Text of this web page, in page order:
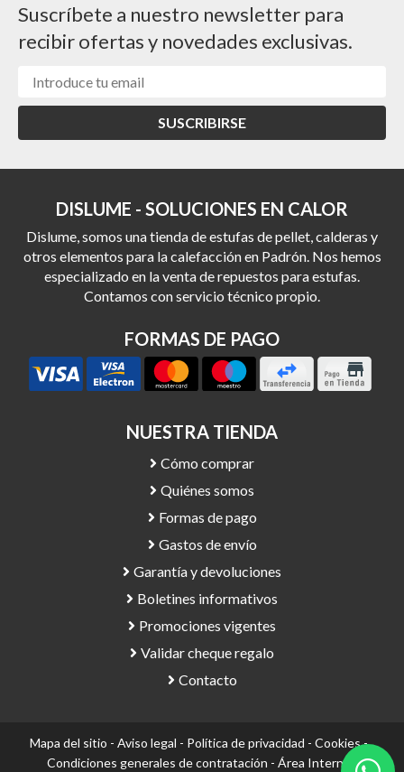
Suscríbete a nuestro newsletter para
recibir ofertas y novedades exclusivas.
SUSCRIBIRSE
DISLUME - SOLUCIONES EN CALOR
Dislume, somos una tienda de estufas de pellet, calderas y
otros elementos para la calefacción en Padrón. Nos hemos
especializado en la venta de repuestos para estufas.
Contamos con servicio técnico propio.
FORMAS DE PAGO
NUESTRA TIENDA
Cómo comprar
Quiénes somos
Formas de pago
Gastos de envío
Garantía y devoluciones
Boletines informativos
Promociones vigentes
Validar cheque regalo
Contacto
Mapa del sitio - Aviso legal - Política de privacidad - Cookies-
Condiciones generales de contratación - Área Interna